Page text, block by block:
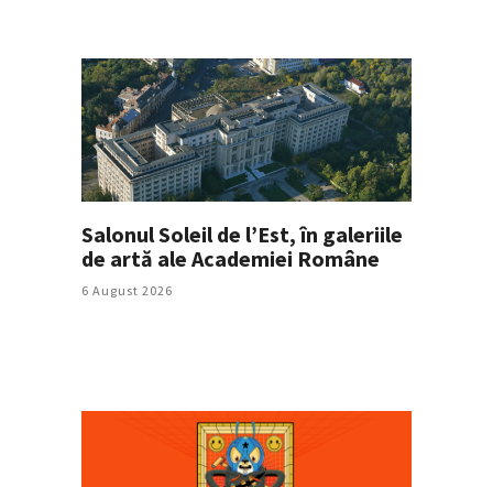
Salonul Soleil de l’Est, în galeriile
de artă ale Academiei Române
6 August 2026